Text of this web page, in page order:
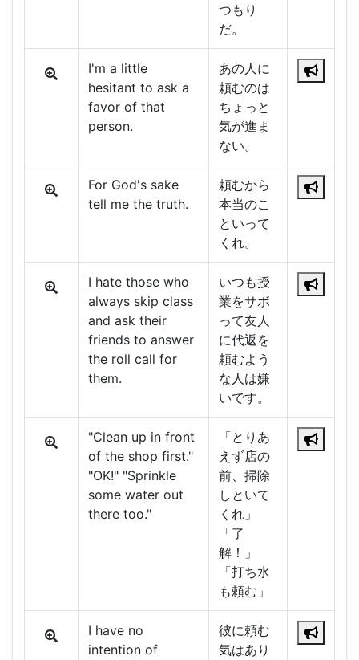
つもり
だ。
I'm a little
hesitant to ask a
favor of that
person.
あの人に
頼むのは
ちょっと
気が進ま
ない。
For God's sake
tell me the truth.
頼むから
本当のこ
といって
くれ。
I hate those who
always skip class
and ask their
friends to answer
the roll call for
them.
いつも授
業をサボ
って友人
に代返を
頼むよう
な人は嫌
いです。
"Clean up in front
of the shop first."
"OK!" "Sprinkle
some water out
there too."
「とりあ
えず店の
前、掃除
しといて
くれ」
「了
解！」
「打ち水
も頼む」
I have no
intention of
彼に頼む
気はあり